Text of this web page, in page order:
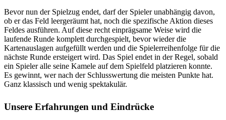
Bevor nun der Spielzug endet, darf der Spieler unabhängig davon,
ob er das Feld leergeräumt hat, noch die spezifische Aktion dieses
Feldes ausführen. Auf diese recht einprägsame Weise wird die
laufende Runde komplett durchgespielt, bevor wieder die
Kartenauslagen aufgefüllt werden und die Spielerreihenfolge für die
nächste Runde ersteigert wird. Das Spiel endet in der Regel, sobald
ein Spieler alle seine Kamele auf dem Spielfeld platzieren konnte.
Es gewinnt, wer nach der Schlusswertung die meisten Punkte hat.
Ganz klassisch und wenig spektakulär.
Unsere Erfahrungen und Eindrücke